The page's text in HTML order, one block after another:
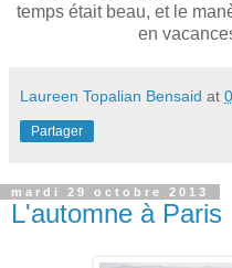
temps était beau, et le
en
Laureen Topalian Bensaid at
Partager
mardi 29 octobre 2013
L'automne à Paris